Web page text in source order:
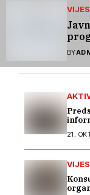
BY
21.